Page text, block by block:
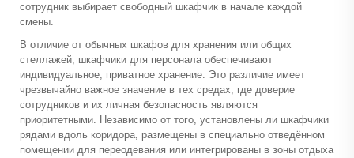
сотрудник выбирает свободный шкафчик в начале каждой
смены.
В отличие от обычных шкафов для хранения или общих
стеллажей, шкафчики для персонала обеспечивают
индивидуальное, приватное хранение. Это различие имеет
чрезвычайно важное значение в тех средах, где доверие
сотрудников и их личная безопасность являются
приоритетными. Независимо от того, установлены ли шкафчики
рядами вдоль коридора, размещены в специально отведённом
помещении для переодевания или интегрированы в зоны отдыха